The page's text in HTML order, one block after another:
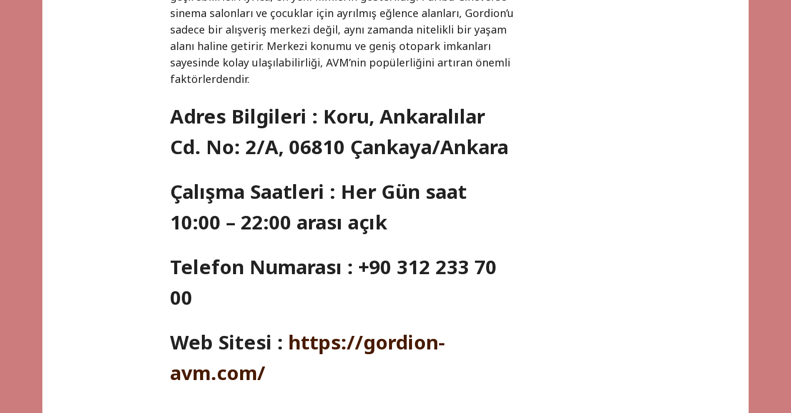
sinema salonları ve çocuklar için ayrılmış eğlence alanları, Gordion’u
sadece bir alışveriş merkezi değil, aynı zamanda nitelikli bir yaşam
alanı haline getirir. Merkezi konumu ve geniş otopark imkanları
sayesinde kolay ulaşılabilirliği, AVM’nin popülerliğini artıran önemli
faktörlerdendir.
Adres Bilgileri : Koru, Ankaralılar
Cd. No: 2/A, 06810 Çankaya/Ankara
Çalışma Saatleri : Her Gün saat
10:00 – 22:00 arası açık
Telefon Numarası : +90 312 233 70
00
Web Sitesi : https://gordion-
avm.com/